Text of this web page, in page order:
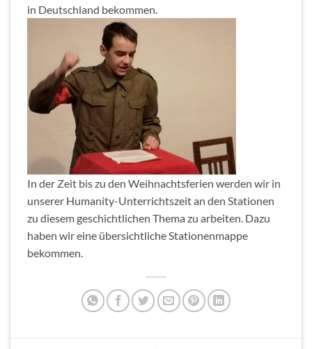
in Deutschland bekommen.
In der Zeit bis zu den Weihnachtsferien werden wir in
unserer Humanity-Unterrichtszeit an den Stationen
zu diesem geschichtlichen Thema zu arbeiten. Dazu
haben wir eine übersichtliche Stationenmappe
bekommen.